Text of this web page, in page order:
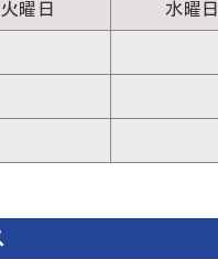
火曜日 水曜日